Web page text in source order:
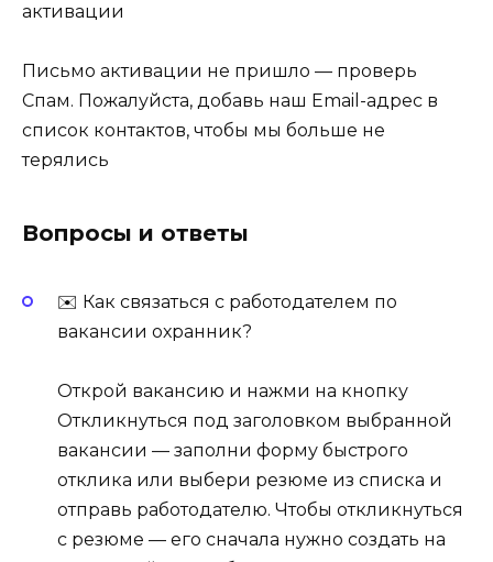
активации
Письмо активации не пришло — проверь
Спам. Пожалуйста, добавь наш Email-адрес в
список контактов, чтобы мы больше не
терялись
Вопросы и ответы
✉️ Как связаться с работодателем по
вакансии охранник?
Открой вакансию и нажми на кнопку
Откликнуться под заголовком выбранной
вакансии — заполни форму быстрого
отклика или выбери резюме из списка и
отправь работодателю. Чтобы откликнуться
с резюме — его сначала нужно создать на